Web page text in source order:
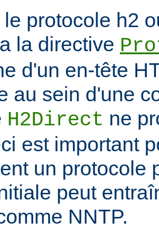
protocole h2
la directive
d'un en-tête
au sein d'une
H2Direct ne
est important
un protocole
peut
NNTP.